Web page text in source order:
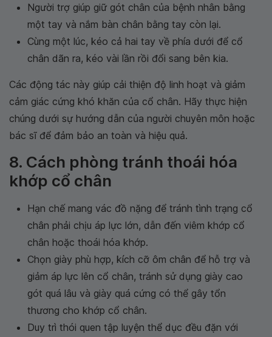
Người trợ giúp giữ gót chân của bệnh nhân bằng
một tay và nắm bàn chân bằng tay còn lại.
Cùng một lúc, kéo cả hai tay về phía dưới để cổ
chân dãn ra, kéo vài lần rồi đổi sang bên kia.
Các động tác này giúp cải thiện độ linh hoạt và giảm
cảm giác cứng khó khăn của cổ chân. Hãy thực hiện
chúng dưới sự hướng dẫn của người chuyên môn hoặc
bác sĩ để đảm bảo an toàn và hiệu quả.
8. Cách phòng tránh thoái hóa
khớp cổ chân
Hạn chế mang vác đồ nặng để tránh tình trạng cổ
chân phải chịu áp lực lớn, dẫn đến viêm khớp cổ
chân hoặc thoái hóa khớp.
Chọn giày phù hợp, kích cỡ ôm chân để hỗ trợ và
giảm áp lực lên cổ chân, tránh sử dụng giày cao
gót quá lâu và giày quá cứng có thể gây tổn
thương cho khớp cổ chân.
Duy trì thói quen tập luyện thể dục đều đặn với